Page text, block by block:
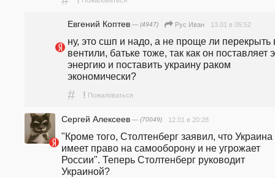
Евгений Коптев — (4947) Рус Иван 13.01 в 05:52
ну, это сшп и надо, а не проще ли перекрыть
вентили, батьке тоже, так как он поставляет
энергию и поставить украину раком
экономически?
# ! Пожаловаться
Сергей Алексеев — (70049) 12.01 в 20:28
"Кроме того, Столтенберг заявил, что Украина
имеет право на самооборону и не угрожает
России". Теперь Столтенберг руководит
Украиной?